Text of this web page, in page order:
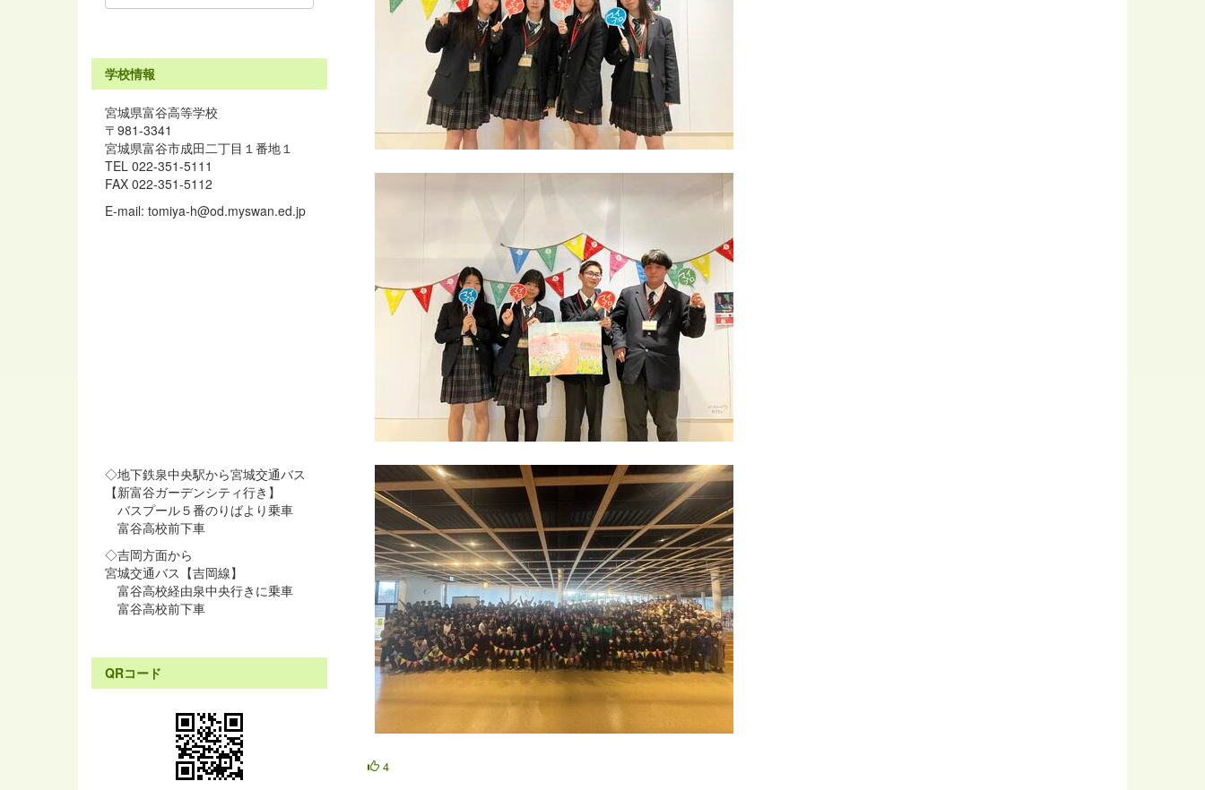
4
学校情報
宮城県富谷高等学校
〒981-3341
宮城県富谷市成田二丁目１番地１
TEL 022-351-5111
FAX 022-351-5112
E-mail: tomiya-h@od.myswan.ed.jp
◇地下鉄泉中央駅から宮城交通バス
【新富谷ガーデンシティ行き】
バスプール５番のりばより乗車
富谷高校前下車
◇吉岡方面から
宮城交通バス【吉岡線】
富谷高校経由泉中央行きに乗車
富谷高校前下車
QRコード